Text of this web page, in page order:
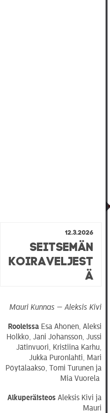
12.3.2026
Seitsemän
koiraveljest
ä
Mauri Kunnas — Aleksis Kivi
Rooleissa Esa Ahonen, Aleksi
Holkko, Jani Johansson, Jussi
Jätinvuori, Kristiina Karhu,
Jukka Puronlahti, Mari
Pöytälaakso, Tomi Turunen ja
Mia Vuorela
Alkuperäisteos Aleksis Kivi ja
Mauri